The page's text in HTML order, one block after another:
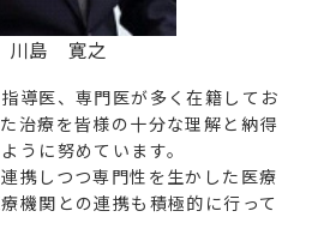
川島 寛之
導医、専門医が多く在籍してお
治療を皆様の十分な理解と納得
うに努めています。
携しつつ専門性を生かした医療
機関との連携も積極的に行って